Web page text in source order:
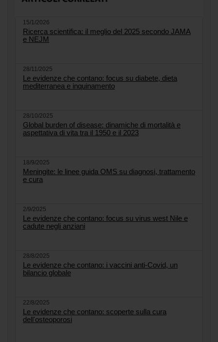
15/1/2026
Ricerca scientifica: il meglio del 2025 secondo JAMA
e NEJM
28/11/2025
Le evidenze che contano: focus su diabete, dieta
mediterranea e inquinamento
28/10/2025
Global burden of disease: dinamiche di mortalità e
aspettativa di vita tra il 1950 e il 2023
18/9/2025
Meningite: le linee guida OMS su diagnosi, trattamento
e cura
2/9/2025
Le evidenze che contano: focus su virus west Nile e
cadute negli anziani
28/8/2025
Le evidenze che contano: i vaccini anti-Covid, un
bilancio globale
22/8/2025
Le evidenze che contano: scoperte sulla cura
dell'osteoporosi